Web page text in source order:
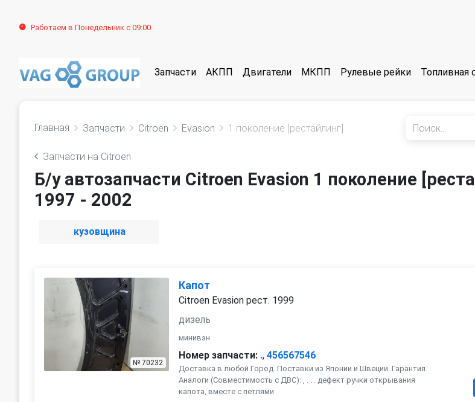
Работаем в Понедельник с 09:00
Запчасти АКПП Двигатели МКПП Рулевые рейки Топливная
Главная Запчасти Citroen Evasion 1 поколение [рестайлинг]
Запчасти на Citroen
Б/у автозапчасти Citroen Evasion 1 поколение
1997 - 2002
кузовщина
№ 70232
Капот
Citroen Evasion рест. 1999
дизель
минивэн
Номер запчасти: .,456567546
Доставка в любой Город. Поставки из Японии и Швеции. Гарантия.
Аналоги (Совместимость с ДВС): , . . . дефект ручки открывания
капота, вместе с петлями